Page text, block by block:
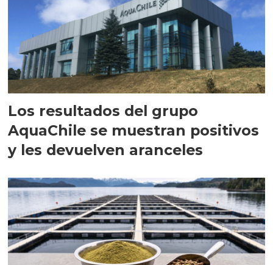
Los resultados del grupo
AquaChile se muestran positivos
y les devuelven aranceles